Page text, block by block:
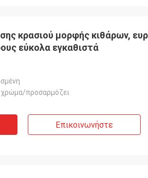
Habeeb Rahman
κρασιού μορφής κιθάρων,
εύκολα εγκαθιστά
χρώμα/προσαρμόζει
Επικοινωνήστε